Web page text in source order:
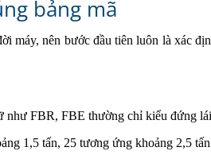
bảng mã
máy, nên bước đầu tiên luôn là xác
FBR, FBE thường chỉ kiểu đứng
1,5 tấn, 25 tương ứng khoảng 2,5